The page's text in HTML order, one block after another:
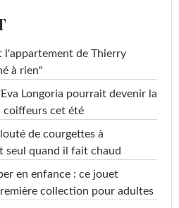
l'appartement de Thierry
à rien"
Longoria pourrait devenir la
coiffeurs cet été
de courgettes à
seul quand il fait chaud
en enfance : ce jouet
collection pour adultes